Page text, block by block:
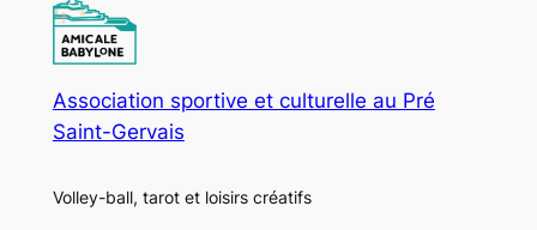
Association sportive et culturelle au Pré
Saint-Gervais
Volley-ball, tarot et loisirs créatifs